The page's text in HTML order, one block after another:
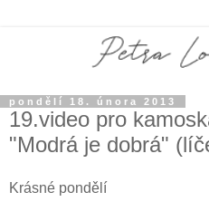
pondělí 18. února 2013
19.video pro
"Modrá je dobrá"
Krásné pondělí